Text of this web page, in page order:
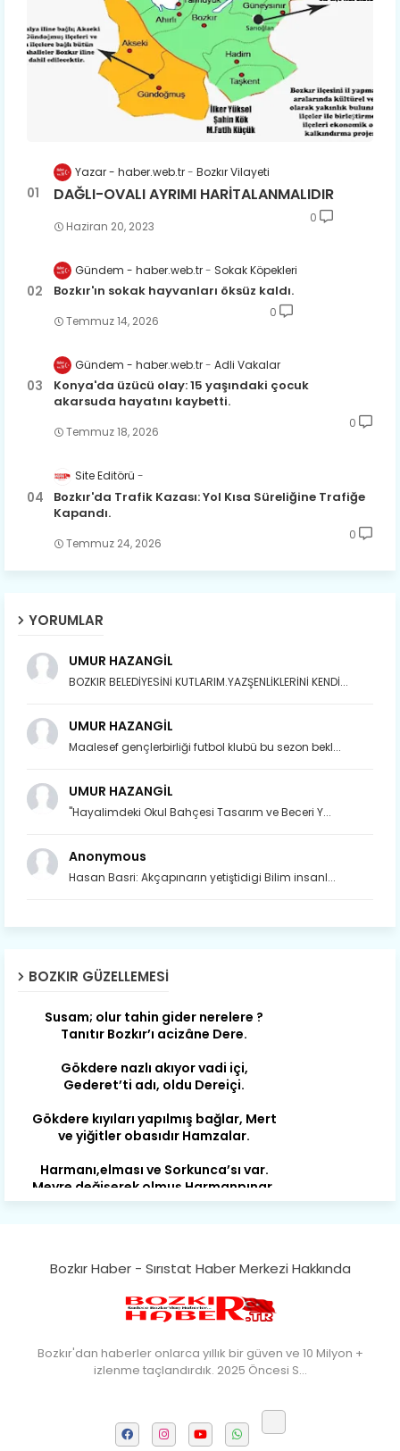
Yazar - haber.web.tr Bozkır Vilayeti
DAĞLI-OVALI AYRIMI HARİTALANMALIDIR
Haziran 20, 2023
0
Gündem - haber.web.tr Sokak Köpekleri
Bozkır'ın sokak hayvanları öksüz kaldı.
Temmuz 14, 2026
0
Gündem - haber.web.tr Adli Vakalar
Konya'da üzücü olay: 15 yaşındaki çocuk
akarsuda hayatını kaybetti.
Temmuz 18, 2026
0
Site Editörü
Bozkır'da Trafik Kazası: Yol Kısa Süreliğine Trafiğe
Kapandı.
Temmuz 24, 2026
0
YORUMLAR
UMUR HAZANGİL
BOZKIR BELEDİYESİNİ KUTLARIM.YAZŞENLİKLERİNİ KENDİ...
UMUR HAZANGİL
Maalesef gençlerbirliği futbol klubü bu sezon bekl...
UMUR HAZANGİL
"Hayalimdeki Okul Bahçesi Tasarım ve Beceri Y...
Anonymous
Hasan Basri: Akçapınarın yetiştidigi Bilim insanl...
BOZKIR GÜZELLEMESI
Gökdere nazlı akıyor vadi içi,
Gökdere kıyıları yapılmış bağlar, Mert
Harmanı,elması ve Sorkunca’sı var.
Büyük yerdir, mahalleleri Aydınlık, Tarih
kan, Bunlarla kasaba olmuş Sarıoğlan.
Çarşamba’nın koynunda tarih çok
yorgun. Şehit Berâtlı, halkı yiğit genç
Sorkun.
Perşembe de yaşlılardan aldım öğüt,
Mazimdeki ismi şanla taşır Söğüt.
Tarih, kültür, ozan ve Gazi orda var.
Hocaköy’dür eski adı can Üçpınar.
Bozkır Haber - Sırıstat Haber Merkezi Hakkında
Bozkır'dan haberler onlarca yıllık bir güven ve 10 Milyon +
izlenme taçlandırdık. 2025 Öncesi S…